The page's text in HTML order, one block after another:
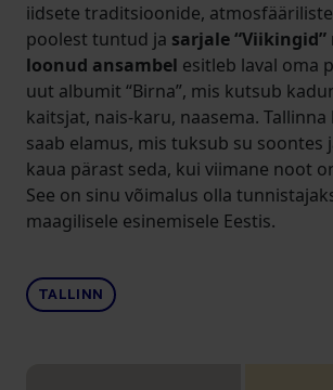
iidsete traditsioonide,
poolest tuntud ja sarjale
loonud ansambel esitleb laval oma
uut albumit “Birna”, mis kutsub
kaitsjat, nais-karu, naasema.
saab elamus, mis tuksub su soontes
kaua pärast seda, kui viimane noot
See on sinu võimalus olla
maagilisele esinemisele Eestis.
TALLINN